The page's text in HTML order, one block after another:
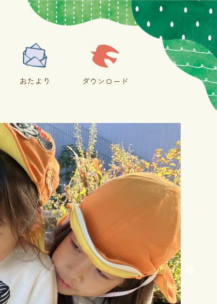
おたより ダウンロード